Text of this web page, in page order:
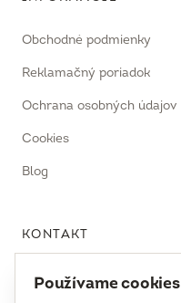
Obchodné podmienky
Reklamačný poriadok
Ochrana osobných údajov
Cookies
Blog
KONTAKT
Používame cookies